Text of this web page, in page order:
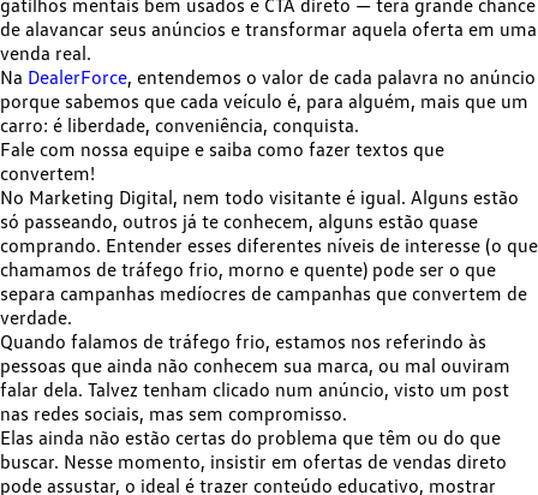
gatilhos mentais bem usados e CTA direto — terá grande chance
de alavancar seus anúncios e transformar aquela oferta em uma
venda real.
Na DealerForce, entendemos o valor de cada palavra no anúncio
porque sabemos que cada veículo é, para alguém, mais que um
carro: é liberdade, conveniência, conquista.
Fale com nossa equipe e saiba como fazer textos que
convertem!
No Marketing Digital, nem todo visitante é igual. Alguns estão
só passeando, outros já te conhecem, alguns estão quase
comprando. Entender esses diferentes níveis de interesse (o que
chamamos de tráfego frio, morno e quente) pode ser o que
separa campanhas medíocres de campanhas que convertem de
verdade.
Quando falamos de tráfego frio, estamos nos referindo às
pessoas que ainda não conhecem sua marca, ou mal ouviram
falar dela. Talvez tenham clicado num anúncio, visto um post
nas redes sociais, mas sem compromisso.
Elas ainda não estão certas do problema que têm ou do que
buscar. Nesse momento, insistir em ofertas de vendas direto
pode assustar, o ideal é trazer conteúdo educativo, mostrar